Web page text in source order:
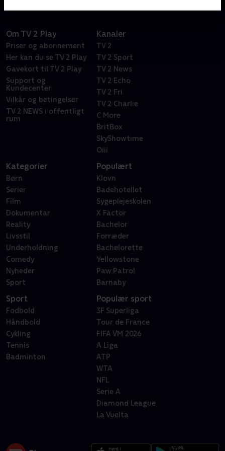
Om TV 2 Play
Priser og abonnement
Her kan du se TV 2 Play
Gavekort til TV 2 Play
Support og
Kundecenter
Vilkår og betingelser
TV 2 NEWS i offentligt
rum
Kanaler
TV 2
TV 2 Sport
TV 2 News
TV 2 Echo
TV 2 Fri
TV 2 Charlie
C More
BritBox
SkyShowtime
Oiii
Kategorier
Børn
Serier
Film
Dokumentar
Reality
Livsstil
Underholdning
Comedy
Nyheder
Sport
Populært
Klovn
Badehotellet
Sygeplejeskolen
X Factor
Bachelor
Forræder
Bachelorette
Yellowstone
Paw Patrol
Barnaby
Sport
Fodbold
Håndbold
Cykling
Tennis
Badminton
Populær sport
3F Superliga
Tour de France
FIFA VM 2026
A Liga
ATP
WTA
NFL
Serie A
Diamond League
La Vuelta